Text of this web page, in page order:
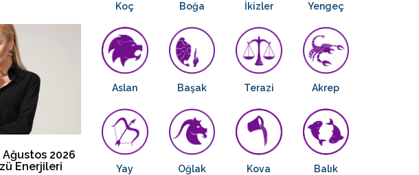
Ağustos 2026
Enerjileri
Koç Boğa İkizler Yengeç
Aslan Başak Terazi Akrep
Yay Oğlak Kova Balık